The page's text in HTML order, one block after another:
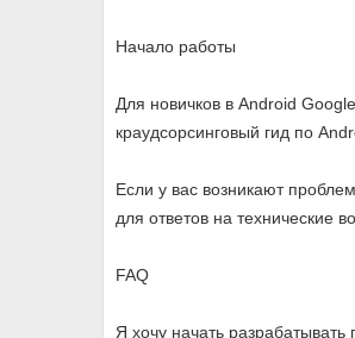
Начало работы
Для новичков в Android
краудсорсинговый гид по
Если у вас возникают
для ответов на технические
FAQ
Я хочу начать